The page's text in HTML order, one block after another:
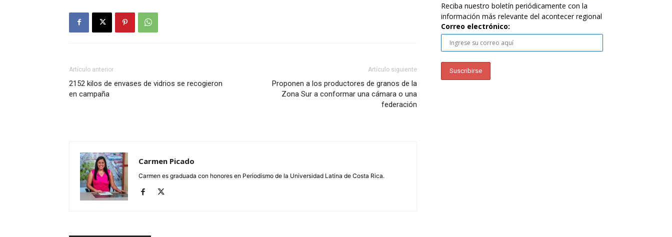
Artículo anterior
2152 kilos de envases de vidrios se recogieron
en campaña
Artículo siguiente
Proponen a los productores de granos de la
Zona Sur a conformar una cámara o una
federación
Carmen Picado
Carmen es graduada con honores en Periodismo de la Universidad Latina de Costa Rica.
Reciba nuestro boletín periódicamente con la
información más relevante del acontecer regional
Correo electrónico: